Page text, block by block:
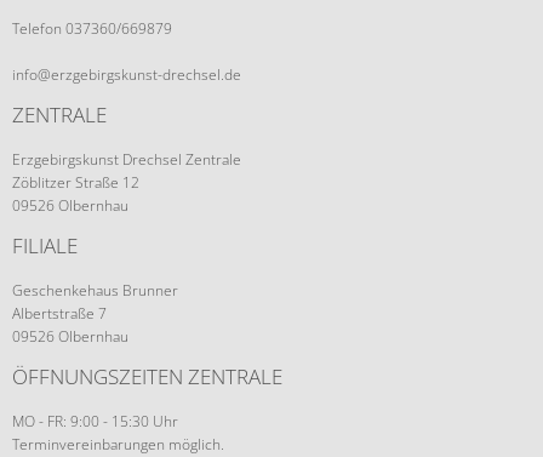
Telefon 037360/669879
info@erzgebirgskunst-drechsel.de
ZENTRALE
Erzgebirgskunst Drechsel Zentrale
Zöblitzer Straße 12
09526 Olbernhau
FILIALE
Geschenkehaus Brunner
Albertstraße 7
09526 Olbernhau
ÖFFNUNGSZEITEN ZENTRALE
MO - FR: 9:00 - 15:30 Uhr
Terminvereinbarungen möglich.